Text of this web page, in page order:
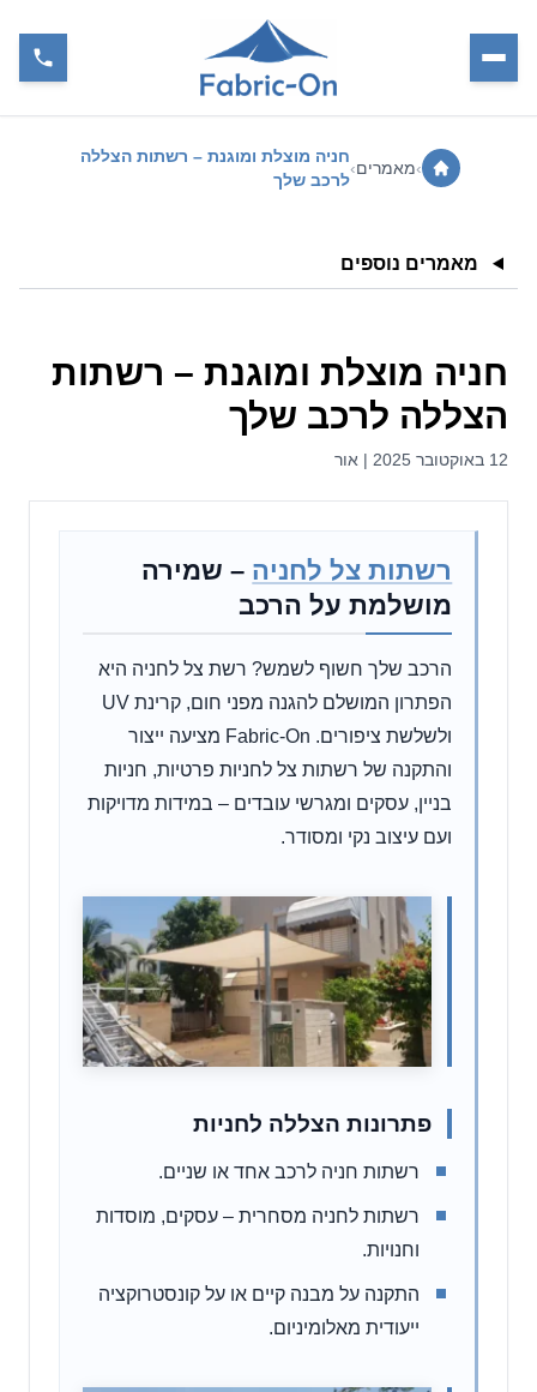
›מאמרים›
חניה מוצלת ומוגנת – רשתות הצללה
לרכב שלך
מאמרים נוספים
חניה מוצלת ומוגנת – רשתות
הצללה לרכב שלך
12 באוקטובר 2025 | אור
רשתות צל לחניה – שמירה
מושלמת על הרכב
הרכב שלך חשוף לשמש? רשת צל לחניה היא
הפתרון המושלם להגנה מפני חום, קרינת UV
ולשלשת ציפורים. Fabric-On מציעה ייצור
והתקנה של רשתות צל לחניות פרטיות, חניות
בניין, עסקים ומגרשי עובדים – במידות מדויקות
ועם עיצוב נקי ומסודר.
פתרונות הצללה לחניות
רשתות חניה לרכב אחד או שניים.
רשתות לחניה מסחרית – עסקים, מוסדות
וחנויות.
התקנה על מבנה קיים או על קונסטרוקציה
ייעודית מאלומיניום.